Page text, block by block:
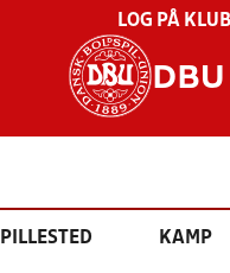
LOG PÅ
KAMP